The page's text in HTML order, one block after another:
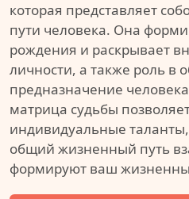
которая представляет
пути человека. Она
рождения и раскрывает
личности, а также роль в
предназначение
матрица судьбы
индивидуальные
общий жизненный путь
формируют ваш